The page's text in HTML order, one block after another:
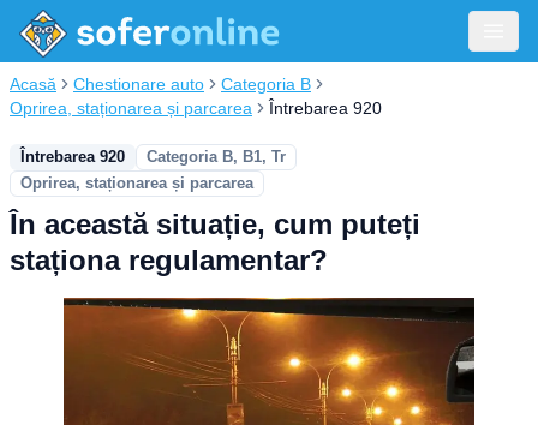
Acasă Chestionare auto
Categoria B
Oprirea, staționarea și parcarea
Întrebarea 920
Întrebarea 920
Categoria B, B1, Tr
Oprirea, staționarea și parcarea
În această situație, cum puteți
staționa regulamentar?